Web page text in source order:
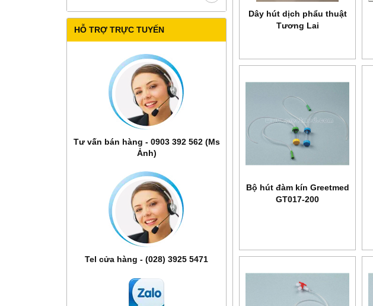
HỖ TRỢ TRỰC TUYẾN
Tư vấn bán hàng - 0903 392 562 (Ms
Ảnh)
Tel cửa hàng - (028) 3925 5471
Dây hút dịch phẩu thuật
Tương Lai
Bộ hút đàm kín Greetmed
GT017-200